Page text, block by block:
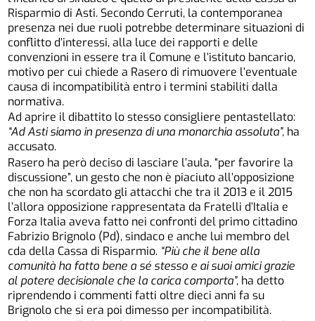
Risparmio di Asti. Secondo Cerruti, la contemporanea
presenza nei due ruoli potrebbe determinare situazioni di
conflitto d’interessi, alla luce dei rapporti e delle
convenzioni in essere tra il Comune e l’istituto bancario,
motivo per cui chiede a Rasero di rimuovere l’eventuale
causa di incompatibilità entro i termini stabiliti dalla
normativa.
Ad aprire il dibattito lo stesso consigliere pentastellato:
“Ad Asti siamo in presenza di una monarchia assoluta”, ha
accusato.
Rasero ha però deciso di lasciare l’aula, “per favorire la
discussione”, un gesto che non è piaciuto all’opposizione
che non ha scordato gli attacchi che tra il 2013 e il 2015
l’allora opposizione rappresentata da Fratelli d’Italia e
Forza Italia aveva fatto nei confronti del primo cittadino
Fabrizio Brignolo (Pd), sindaco e anche lui membro del
cda della Cassa di Risparmio. “Più che il bene alla
comunità ha fatto bene a sé stesso e ai suoi amici grazie
al potere decisionale che la carica comporta”, ha detto
riprendendo i commenti fatti oltre dieci anni fa su
Brignolo che si era poi dimesso per incompatibilità.